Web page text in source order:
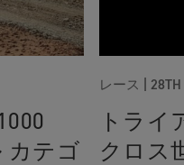
カテゴ
レース
トライ
クロス